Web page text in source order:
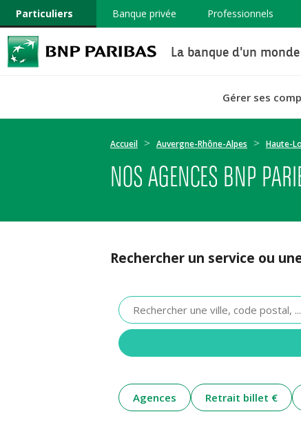
Particuliers Banque privée Professionnels
La banque d'un
Gérer ses
Accueil Auvergne-Rhône-Alpes Haute-
NOS AGENCES BNP
Rechercher un service ou
Veuillez
renseigner
une
adresse
Agences Retrait billet €